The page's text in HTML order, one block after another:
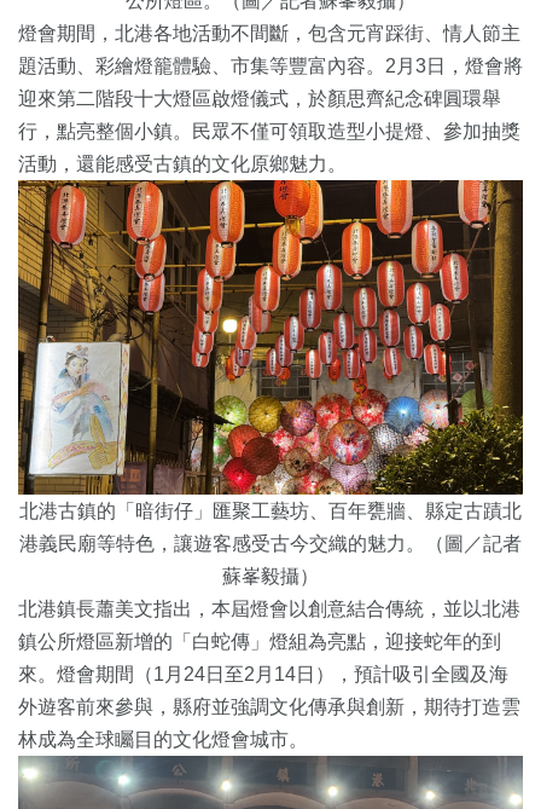
燈會期間，北港各地活動不間斷，包含元宵踩街、情人節主
題活動、彩繪燈籠體驗、市集等豐富內容。2月3日，燈會將
迎來第二階段十大燈區啟燈儀式，於顏思齊紀念碑圓環舉
行，點亮整個小鎮。民眾不僅可領取造型小提燈、參加抽獎
活動，還能感受古鎮的文化原鄉魅力。
北港古鎮的「暗街仔」匯聚工藝坊、百年甕牆、縣定古蹟北
港義民廟等特色，讓遊客感受古今交織的魅力。（圖／記者
蘇峯毅攝）
北港鎮長蕭美文指出，本屆燈會以創意結合傳統，並以北港
鎮公所燈區新增的「白蛇傳」燈組為亮點，迎接蛇年的到
來。燈會期間（1月24日至2月14日），預計吸引全國及海
外遊客前來參與，縣府並強調文化傳承與創新，期待打造雲
林成為全球矚目的文化燈會城市。